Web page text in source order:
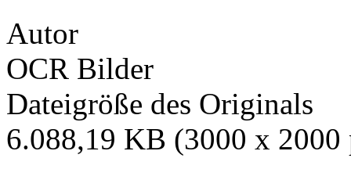
Autor
OCR Bilder
Dateigröße des Originals
6.088,19 KB (3000 x 2000